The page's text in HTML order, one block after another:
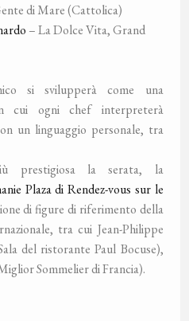
di Mare (Cattolica)
– La Dolce Vita, Grand
si svilupperà come una
cui ogni chef interpreterà
un linguaggio personale, tra
prestigiosa la serata, la
Plaza di Rendez-vous sur le
di figure di riferimento della
tra cui Jean-Philippe
del ristorante Paul Bocuse),
Sommelier di Francia).